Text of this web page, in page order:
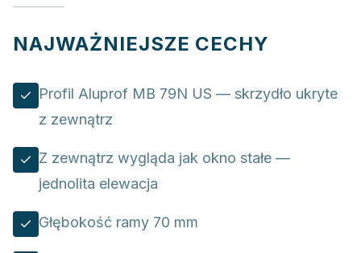
NAJWAŻNIEJSZE CECHY
Profil Aluprof MB 79N US — skrzydło ukryte
z zewnątrz
Z zewnątrz wygląda jak okno stałe —
jednolita elewacja
Głębokość ramy 70 mm